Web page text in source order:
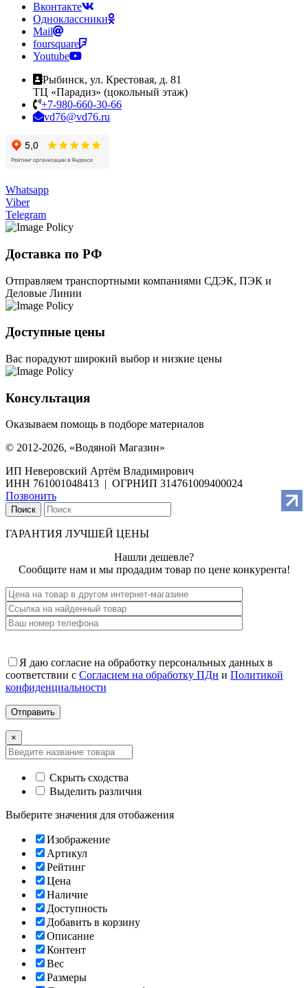
Вконтакте
Одноклассники
Mail
foursquare
Youtube
Рыбинск, ул. Крестовая, д. 81
ТЦ «Парадиз» (цокольный этаж)
+7-980-660-30-66
vd76@vd76.ru
Whatsapp
Viber
Telegram
Доставка по РФ
Отправляем транспортными компаниями СДЭК, ПЭК и
Деловые Линии
Доступные цены
Вас порадуют широкий выбор и низкие цены
Консультация
Оказываем помощь в подборе материалов
© 2012-2026, «Водяной Магазин»
ИП Неверовский Артём Владимирович
ИНН 761001048413 | ОГРНИП 314761009400024
Позвонить
Поиск
ГАРАНТИЯ ЛУЧШЕЙ ЦЕНЫ
Нашли дешевле?
Сообщите нам и мы продадим товар по цене конкурента!
Я даю согласие на обработку персональных данных в
соответствии с Согласием на обработку ПДн и Политикой
конфиденциальности
×
Скрыть сходства
Выделить различия
Выберите значения для отобажения
Изображение
Артикул
Рейтинг
Цена
Наличие
Доступность
Добавить в корзину
Описание
Контент
Вес
Размеры